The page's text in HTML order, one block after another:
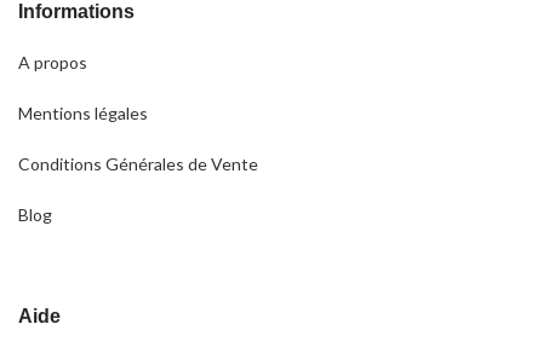
Informations
A propos
Mentions légales
Conditions Générales de Vente
Blog
Aide